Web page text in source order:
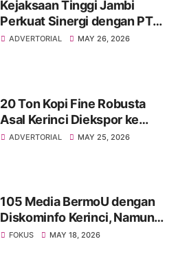
Kejaksaan Tinggi Jambi
Perkuat Sinergi dengan PT
Pertamina Patra Niaga
ADVERTORIAL MAY 26, 2026
20 Ton Kopi Fine Robusta
Asal Kerinci Diekspor ke
Tiongkok, Pemprov Dorong
ADVERTORIAL MAY 25, 2026
105 Media BermoU dengan
Diskominfo Kerinci, Namun
Hanya 30 Hadir:
FOKUS MAY 18, 2026